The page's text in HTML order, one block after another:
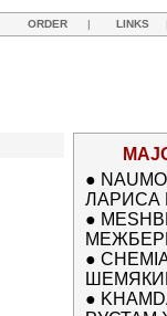
ORDER | LINKS
●
ЛАРИСА
●
●
●